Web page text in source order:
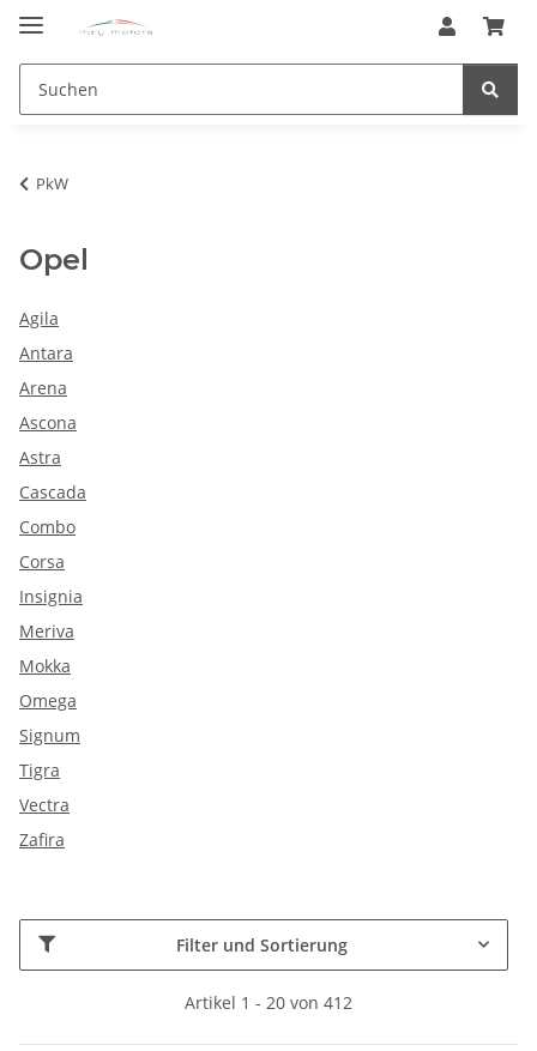
PkW
Opel
Agila
Antara
Arena
Ascona
Astra
Cascada
Combo
Corsa
Insignia
Meriva
Mokka
Omega
Signum
Tigra
Vectra
Zafira
Filter und Sortierung
Artikel 1 - 20 von 412